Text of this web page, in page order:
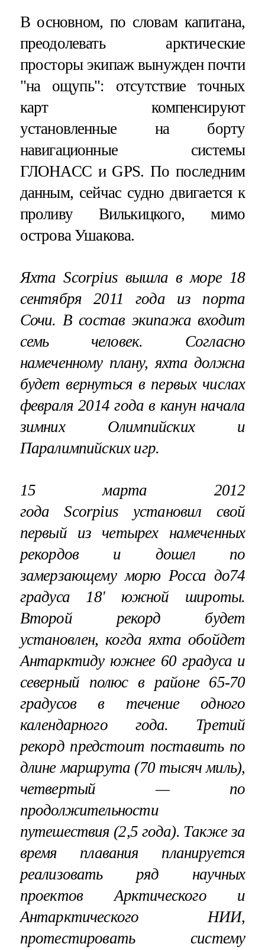
В основном, по словам капитана,
преодолевать арктические
просторы экипаж вынужден почти
"на ощупь": отсутствие точных
карт компенсируют
установленные на борту
навигационные системы
ГЛОНАСС и GPS. По последним
данным, сейчас судно двигается к
проливу Вилькицкого, мимо
острова Ушакова.
Яхта Scorpius вышла в море 18
сентября 2011 года из порта
Сочи. В состав экипажа входит
семь человек. Согласно
намеченному плану, яхта должна
будет вернуться в первых числах
февраля 2014 года в канун начала
зимних Олимпийских и
Паралимпийских игр.
15 марта 2012
года Scorpius установил свой
первый из четырех намеченных
рекордов и дошел по
замерзающему морю Росса до74
градуса 18' южной широты.
Второй рекорд будет
установлен, когда яхта обойдет
Антарктиду южнее 60 градуса и
северный полюс в районе 65-70
градусов в течение одного
календарного года. Третий
рекорд предстоит поставить по
длине маршрута (70 тысяч миль),
четвертый — по
продолжительности
путешествия (2,5 года). Также за
время плавания планируется
реализовать ряд научных
проектов Арктического и
Антарктического НИИ,
протестировать систему